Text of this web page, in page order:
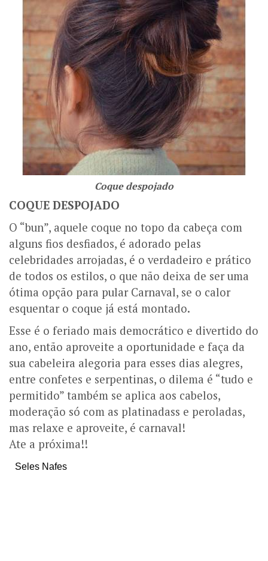
Coque despojado
COQUE DESPOJADO
O “bun”, aquele coque no topo da cabeça com
alguns fios desfiados, é adorado pelas
celebridades arrojadas, é o verdadeiro e prático
de todos os estilos, o que não deixa de ser uma
ótima opção para pular Carnaval, se o calor
esquentar o coque já está montado.
Esse é o feriado mais democrático e divertido do
ano, então aproveite a oportunidade e faça da
sua cabeleira alegoria para esses dias alegres,
entre confetes e serpentinas, o dilema é “tudo e
permitido” também se aplica aos cabelos,
moderação só com as platinadass e peroladas,
mas relaxe e aproveite, é carnaval!
Ate a próxima!!
Seles Nafes